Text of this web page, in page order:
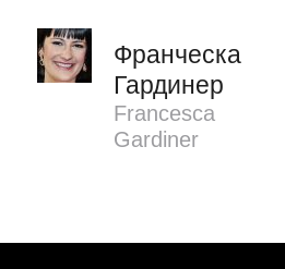
Франческа
Гардинер
Francesca
Gardiner